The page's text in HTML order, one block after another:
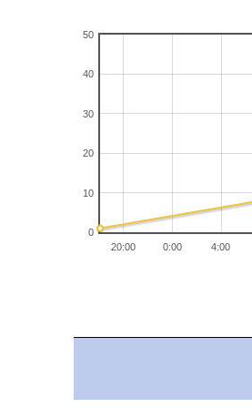
20:00 0:00 4:00
0
10
20
30
40
50